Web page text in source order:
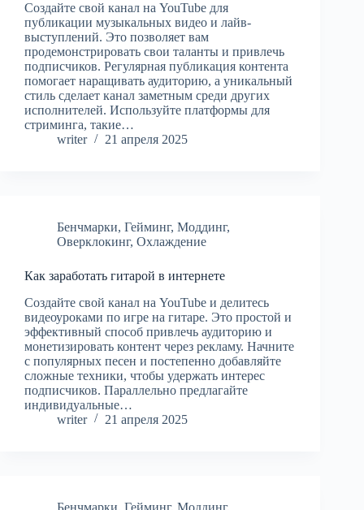
Создайте свой канал на YouTube для
публикации музыкальных видео и лайв-
выступлений. Это позволяет вам
продемонстрировать свои таланты и привлечь
подписчиков. Регулярная публикация контента
помогает наращивать аудиторию, а уникальный
стиль сделает канал заметным среди других
исполнителей. Используйте платформы для
стриминга, такие…
writer
21 апреля 2025
Бенчмарки, Гейминг, Моддинг,
Оверклокинг, Охлаждение
Как заработать гитарой в интернете
Создайте свой канал на YouTube и делитесь
видеоуроками по игре на гитаре. Это простой и
эффективный способ привлечь аудиторию и
монетизировать контент через рекламу. Начните
с популярных песен и постепенно добавляйте
сложные техники, чтобы удержать интерес
подписчиков. Параллельно предлагайте
индивидуальные…
writer
21 апреля 2025
Бенчмарки, Гейминг, Моддинг,